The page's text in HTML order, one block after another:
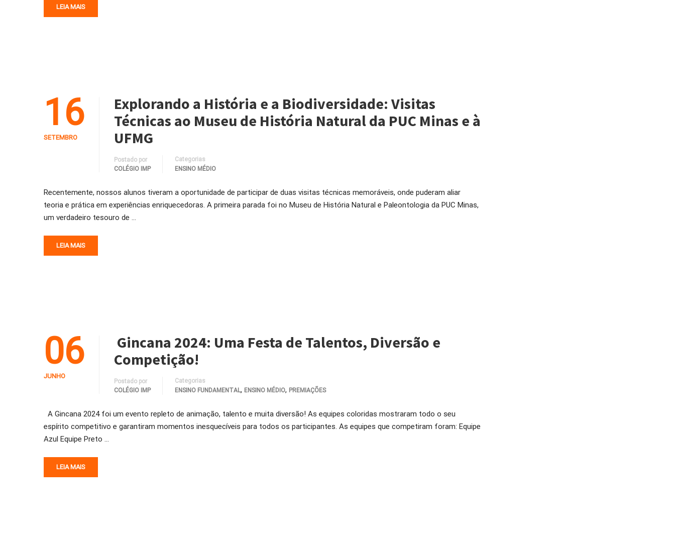
LEIA MAIS
16
SETEMBRO
Explorando a História e a Biodiversidade: Visitas
Técnicas ao Museu de História Natural da PUC Minas e à
UFMG
Postado por
COLÉGIO IMP
Categorias
ENSINO MÉDIO
Recentemente, nossos alunos tiveram a oportunidade de participar de duas visitas técnicas memoráveis, onde puderam aliar
teoria e prática em experiências enriquecedoras. A primeira parada foi no Museu de História Natural e Paleontologia da PUC Minas,
um verdadeiro tesouro de …
LEIA MAIS
06
JUNHO
Gincana 2024: Uma Festa de Talentos, Diversão e
Competição!
Postado por
COLÉGIO IMP
Categorias
ENSINO FUNDAMENTAL, ENSINO MÉDIO, PREMIAÇÕES
A Gincana 2024 foi um evento repleto de animação, talento e muita diversão! As equipes coloridas mostraram todo o seu
espírito competitivo e garantiram momentos inesquecíveis para todos os participantes. As equipes que competiram foram: Equipe
Azul Equipe Preto …
LEIA MAIS